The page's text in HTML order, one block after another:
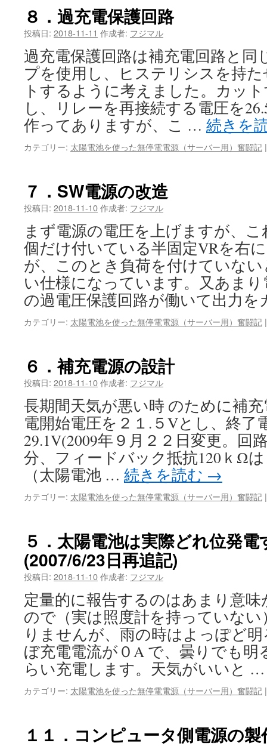
８．過充電保護回路
投稿日: 2018-11-11 作成者: フジマル
過充電保護回路は補充電回路と同
プを使用し、ヒステリシスを持
トするように考えました。カッ
し、リレーを再接続する電圧を
作ってありますが、こ … 続きを
カテゴリー: 太陽電池を使った無停電電源（サーバー用）奮闘記 |
７．SW電源の改造
投稿日: 2018-11-10作成者: フジマル
まず電源の電圧を上げますが、
個だけ付いている半固定VRを右
が、このとき負荷を付けていな
い仕様になっています。又あま
の過電圧保護回路が働いて出力
カテゴリー: 太陽電池を使った無停電電源（サーバー用）奮闘記 |
６．補充電源の設計
投稿日: 2018-11-10作成者: フジマル
長期間天気が悪い時 のために補
電開始電圧を２１.５Vとし、終了
29.1V(2009年９月２２日変更。回
分、フィードバック抵抗120ｋΩ
（太陽電池 … 続きを読む →
カテゴリー: 太陽電池を使った無停電電源（サーバー用）奮闘記 |
５．太陽電池は実際どれ位発
(2007/6/23日再追記)
投稿日: 2018-11-10作成者: フジマル
定量的に報告するのはあまり意
ので（実は照度計を持っていな
りませんが、雨の時はよっぽど
ぼ充電電流が０A で、曇りでも明
らい充電します。天気がいいと
カテゴリー: 太陽電池を使った無停電電源（サーバー用）奮闘記 |
１１．コンピュータ側電源の製